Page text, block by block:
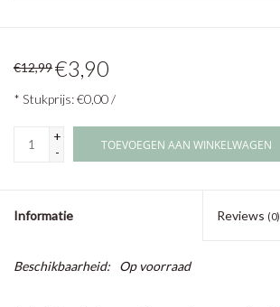
€12,99€3,90
* Stukprijs: €0,00 /
+
-
TOEVOEGEN AAN WINKELWAGEN
Informatie Reviews (0)
Beschikbaarheid: Op voorraad